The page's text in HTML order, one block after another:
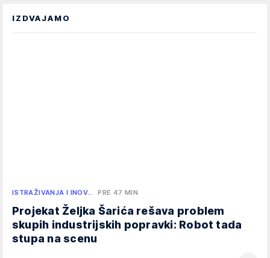
IZDVAJAMO
ISTRAŽIVANJA I INOV… PRE 47 MIN
Projekat Željka Šarića rešava problem
skupih industrijskih popravki: Robot tada
stupa na scenu